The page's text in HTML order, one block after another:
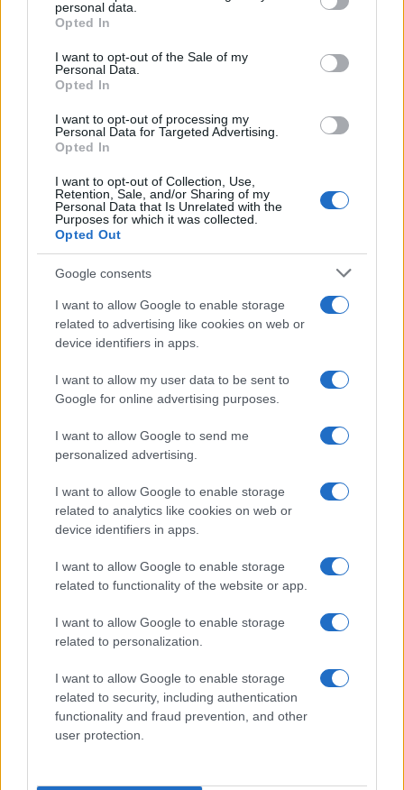
Please note that this website/app uses one or more Google
services and may gather and store information including but
not limited to your visit or usage behaviour. You may click to
grant or deny consent to Google and its third-party tags to
consent section.
personal data.
Opted In
I want to opt-out of the Sale of my
Personal Data.
Opted In
I want to opt-out of processing my
Personal Data for Targeted Advertising.
Opted In
I want to opt-out of Collection, Use,
Retention, Sale, and/or Sharing of my
Personal Data that Is Unrelated with the
Purposes for which it was collected.
Opted Out
Google consents
I want to allow Google to enable storage
related to advertising like cookies on web or
device identifiers in apps.
I want to allow my user data to be sent to
Google for online advertising purposes.
I want to allow Google to send me
personalized advertising.
I want to allow Google to enable storage
related to analytics like cookies on web or
device identifiers in apps.
I want to allow Google to enable storage
related to functionality of the website or app.
I want to allow Google to enable storage
related to personalization.
I want to allow Google to enable storage
related to security, including authentication
functionality and fraud prevention, and other
user protection.